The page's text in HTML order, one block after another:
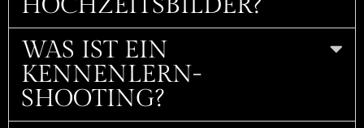
WAS IST EIN
KENNENLERN-
SHOOTING?